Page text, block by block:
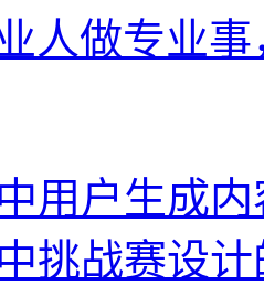
人做专业
用户生成
挑战赛设